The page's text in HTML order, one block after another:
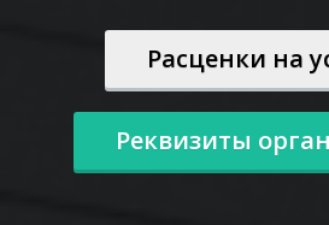
Расценки на
Реквизиты